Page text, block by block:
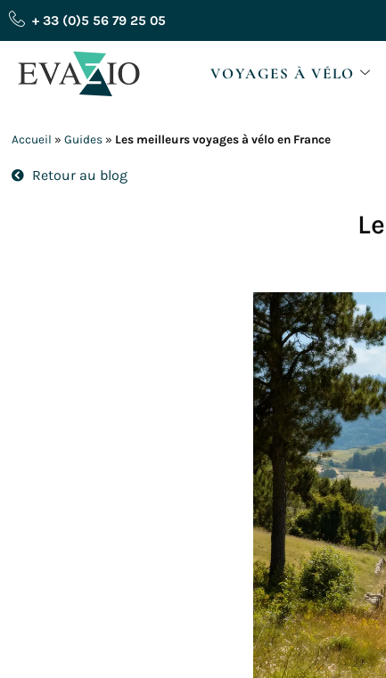
Aller
au
contenu
+ 33 (0)5 56 79 25 05
VOYAGES À VÉLO
Accueil »Guides » Les meilleurs voyages à vélo en France
Retour au blog